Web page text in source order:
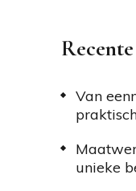
Van
unieke